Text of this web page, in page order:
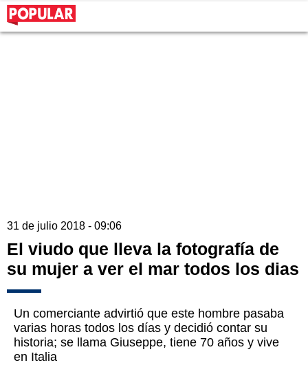
31 de julio 2018 - 09:06
El viudo que lleva la fotografía de
su mujer a ver el mar todos los dias
Un comerciante advirtió que este hombre pasaba
varias horas todos los días y decidió contar su
historia; se llama Giuseppe, tiene 70 años y vive
en Italia